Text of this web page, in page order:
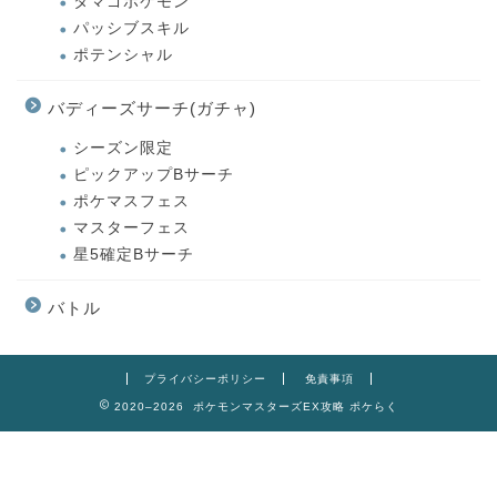
パッシブスキル
ポテンシャル
バディーズサーチ(ガチャ)
シーズン限定
ピックアップBサーチ
ポケマスフェス
マスターフェス
星5確定Bサーチ
バトル
プライバシーポリシー 免責事項
2020–2026 ポケモンマスターズEX攻略 ポケらく